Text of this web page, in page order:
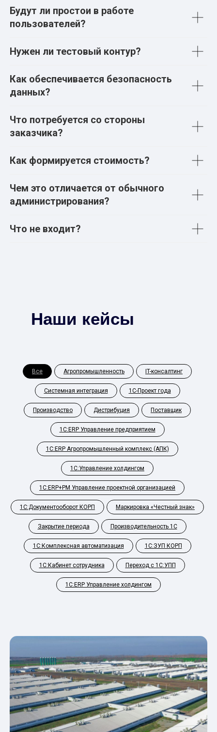
Будут ли простои в работе
пользователей?
Нужен ли тестовый контур?
Как обеспечивается безопасность
данных?
Что потребуется со стороны
заказчика?
Как формируется стоимость?
Чем это отличается от обычного
администрирования?
Что не входит?
Наши кейсы
Все Агропромышленность IT-консалтинг
Системная интеграция 1С-Проект года
Производство Дистрибуция Поставщик
1С:ERP Управление предприятием
1С:ERP Агропромышленный комплекс (АПК)
1С:Управление холдингом
1С:ERP+PM Управление проектной организацией
1С:Документооборот КОРП Маркировка «Честный знак»
Закрытие периода Производительность 1С
1С:Комплексная автоматизация 1С:ЗУП КОРП
1С:Кабинет сотрудника Переход с 1С:УПП
1С:ERP Управление холдингом